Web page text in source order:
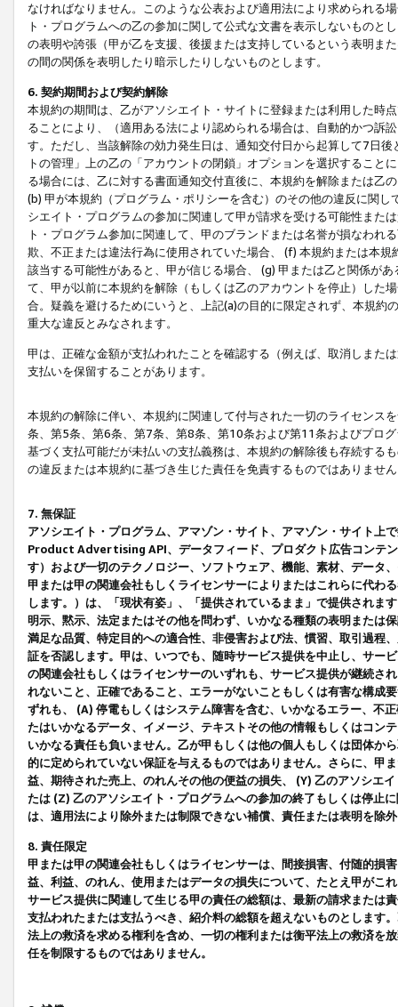
なければなりません。このような公表および適用法により求められる
ト・プログラムへの乙の参加に関して公式な文書を表示しないもの
の表明や誇張（甲が乙を支援、後援または支持しているという表明ま
の間の関係を表明したり暗示したりしないものとします。
6. 契約期間および契約解除
本規約の期間は、乙がアソシエイト・サイトに登録または利用した時
ることにより、（適用ある法により認められる場合は、自動的かつ訴
す。ただし、当該解除の効力発生日は、通知交付日から起算して7日
トの管理」上の乙の「アカウントの閉鎖」オプションを選択するこ
る場合には、乙に対する書面通知交付直後に、本規約を解除または乙
(b) 甲が本規約（プログラム・ポリシーを含む）のその他の違反に関
シエイト・プログラムの参加に関連して甲が請求を受ける可能性また
ト・プログラム参加に関連して、甲のブランドまたは名誉が損なわれ
欺、不正または違法行為に使用されていた場合、 (f) 本規約または本
該当する可能性があると、甲が信じる場合、 (g) 甲または乙と関係が
て、甲が以前に本規約を解除（もしくは乙のアカウントを停止）した
合。疑義を避けるためにいうと、上記(a)の目的に限定されず、本規
重大な違反とみなされます。
甲は、正確な金額が支払われたことを確認する（例えば、取消しまた
支払いを保留することがあります。
本規約の解除に伴い、本規約に関連して付与された一切のライセンス
条、第5条、第6条、第7条、第8条、第10条および第11条およびプロ
基づく支払可能だが未払いの支払義務は、本規約の解除後も存続する
の違反または本規約に基づき生じた責任を免責するものではありませ
7. 無保証
アソシエイト・プログラム、アマゾン・サイト、アマゾン・サイト上
Product Advertising API、データフィード、プロダクト広告コンテ
す）および一切のテクノロジー、ソフトウェア、機能、素材、データ
甲または甲の関連会社もしくライセンサーによりまたはこれらに代わ
します。）は、「現状有姿」、「提供されているまま」で提供されま
明示、黙示、法定またはその他を問わず、いかなる種類の表明または
満足な品質、特定目的への適合性、非侵害および法、慣習、取引過程
証を否認します。甲は、いつでも、随時サービス提供を中止し、サー
の関連会社もしくはライセンサーのいずれも、サービス提供が継続さ
れないこと、正確であること、エラーがないこともしくは有害な構成
ずれも、 (A) 停電もしくはシステム障害を含む、いかなるエラー、不
たはいかなるデータ、イメージ、テキストその他の情報もしくはコン
いかなる責任も負いません。乙が甲もしくは他の個人もしくは団体か
的に定められていない保証を与えるものではありません。さらに、甲
益、期待された売上、のれんその他の便益の損失、 (Y) 乙のアソシエ
たは (Z) 乙のアソシエイト・プログラムへの参加の終了もしくは停止
は、適用法により除外または制限できない補償、責任または表明を除
8. 責任限定
甲または甲の関連会社もしくはライセンサーは、間接損害、付随的損
益、利益、のれん、使用またはデータの損失について、たとえ甲がこ
サービス提供に関連して生じる甲の責任の総額は、最新の請求または
支払われたまたは支払うべき、紹介料の総額を超えないものとします
法上の救済を求める権利を含め、一切の権利または衡平法上の救済を
任を制限するものではありません。